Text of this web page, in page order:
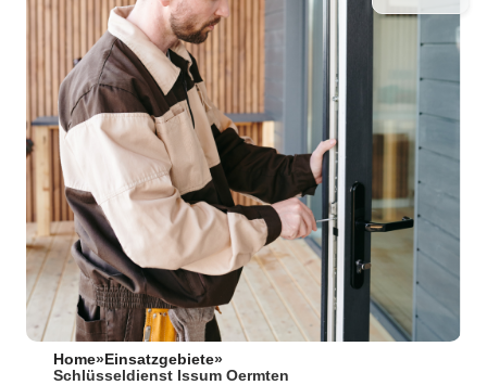
Home» Einsatzgebiete»
Schlüsseldienst Issum Oermten